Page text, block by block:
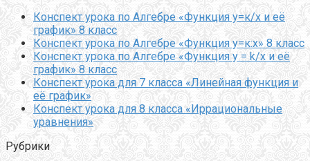
Конспект урока по Алгебре «Функция у=к/х и её
график» 8 класс
Конспект урока по Алгебре «Функция у=к:х» 8 класс
Конспект урока по Алгебре «Функция y = k/x и её
график» 8 класс
Конспект урока для 7 класса «Линейная функция и
её график»
Конспект урока для 8 класса «Иррациональные
уравнения»
Рубрики